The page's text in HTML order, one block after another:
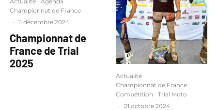
Championnat de France
· 11 décembre 2024
Championnat de
France de Trial
2025
Actualité
Championnat de France
Compétition
Trial Moto
· 21 octobre 2024